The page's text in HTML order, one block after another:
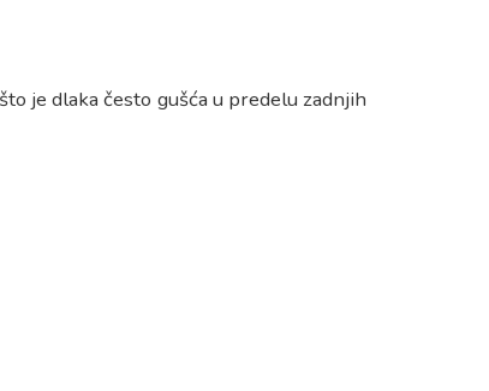
je dlaka često gušća u predelu zadnjih